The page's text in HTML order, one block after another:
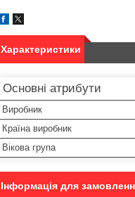
Характеристики
Основні атрибути
Виробник
Країна виробник
Вікова група
Інформація для